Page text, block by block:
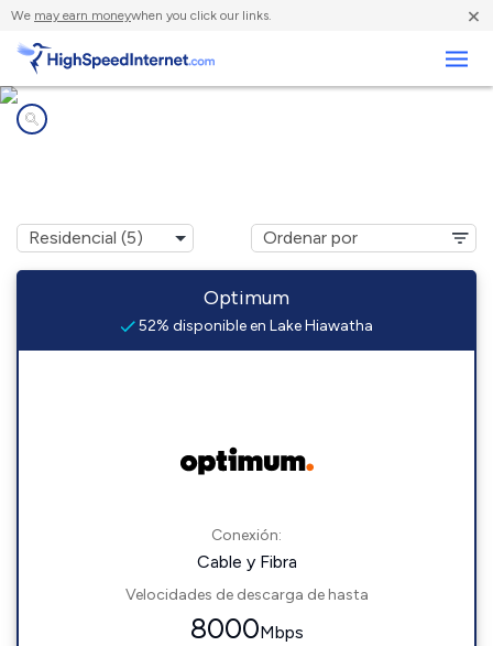
We may earn moneywhen you click our links. ×
Optimum
52% disponible en Lake Hiawatha
Conexión:
Cable y Fibra
Velocidades de descarga de hasta
8000Mbps